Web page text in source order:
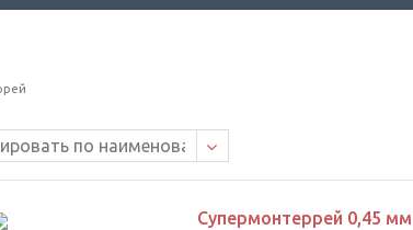
Супермонтеррей 0,45 мм